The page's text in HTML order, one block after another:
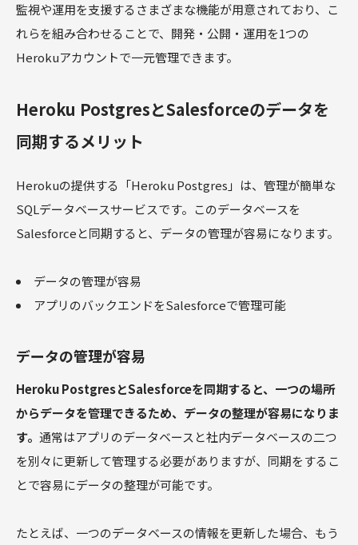
監視や運用を支援するさまざまな機能が用意されており、こ
れらを組み合わせることで、開発・公開・運用を1つの
Herokuアカウントで一元管理できます。
Heroku PostgresとSalesforceのデータを
同期するメリット
Herokuの提供する「Heroku Postgres」は、管理が簡単な
SQLデータベースサービスです。このデータベースを
Salesforceと同期すると、データの管理が容易になります。
データの管理が容易
アプリのバックエンドをSalesforceで管理可能
データの管理が容易
Heroku PostgresとSalesforceを同期すると、一つの場所
からデータを管理できるため、データの整理が容易になりま
す。 通常はアプリのデータベースと社内データベースの二つ
を別々に更新して管理する必要がありますが、同期をするこ
とで容易にデータの整理が可能です。
たとえば、一つのデータベースの情報を更新した場合、もう